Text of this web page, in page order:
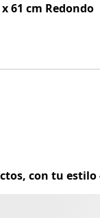
61 cm Redondo
con tu